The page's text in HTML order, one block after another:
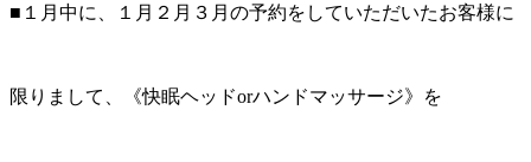
■１月中に、１月２月３月の予約をしていただいたお客様に
限りまして、《快眠ヘッドorハンドマッサージ》を